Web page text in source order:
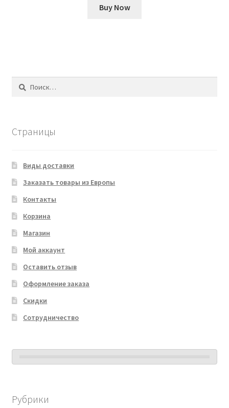
Buy Now
Найти:
Страницы
Виды доставки
Заказать товары из Европы
Контакты
Корзина
Магазин
Мой аккаунт
Оставить отзыв
Оформление заказа
Скидки
Сотрудничество
Рубрики